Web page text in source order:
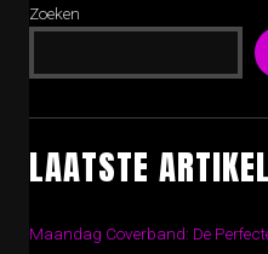
Zoeken
LAATSTE
Maandag Coverband: De